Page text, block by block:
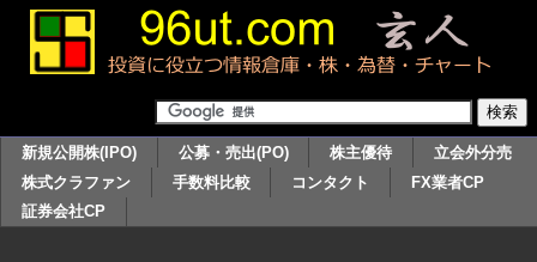
新規公開株(IPO) 公募・売出(PO) 株主優待
立会外分売
株式クラファン
手数料比較 コンタクト
FX業者CP
証券会社CP